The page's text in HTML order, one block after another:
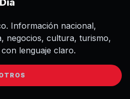
Información nacional,
negocios, cultura, turismo,
lenguaje claro.